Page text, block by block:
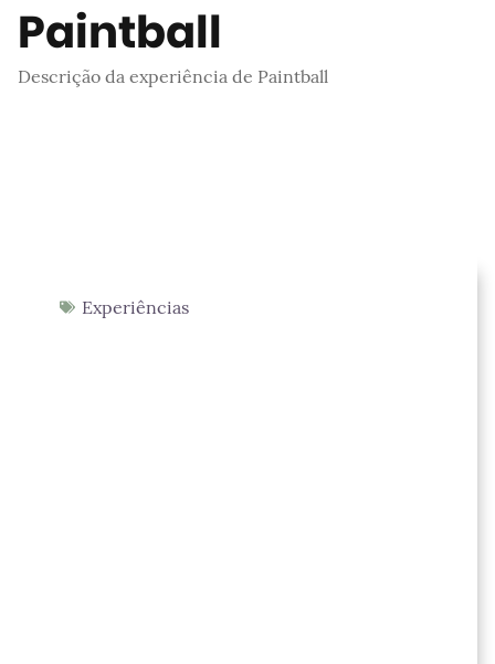
Paintball
Descrição da experiência de Paintball
Experiências